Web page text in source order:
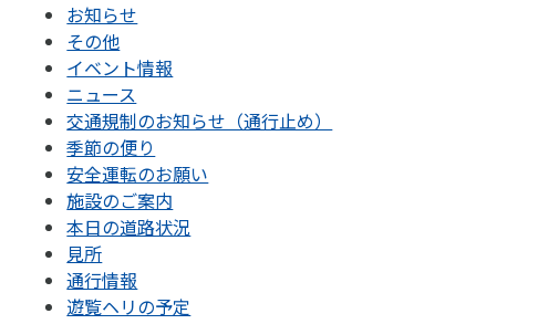
お知らせ
その他
イベント情報
ニュース
交通規制のお知らせ（通行止め）
季節の便り
安全運転のお願い
施設のご案内
本日の道路状況
見所
通行情報
遊覧ヘリの予定